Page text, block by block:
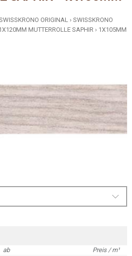
ORIGINAL › SWISSKRONO
MUTTERROLLE SAPHIR › 1X105MM
ab
Preis / m¹